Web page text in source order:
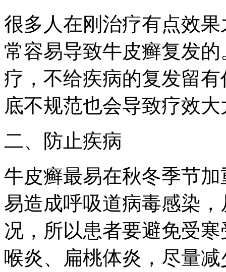
很多人在刚治疗有点效
常容易导致牛皮癣复发
疗，不给疾病的复发留
底不规范也会导致疗效
二、防止疾病
牛皮癣最易在秋冬季节
易造成呼吸道病毒感染
况，所以患者要避免受
喉炎、扁桃体炎，尽量